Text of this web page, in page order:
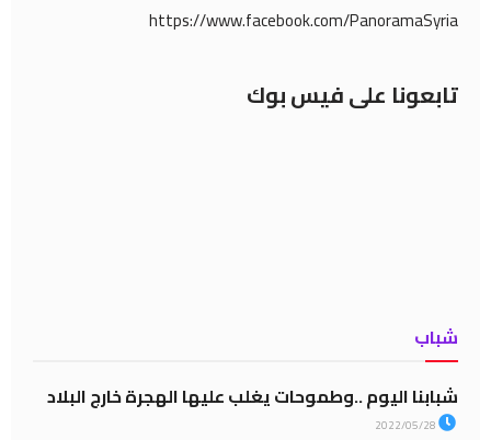
https://www.facebook.com/PanoramaSyria
تابعونا على فيس بوك
شباب
شبابنا اليوم ..وطموحات يغلب عليها الهجرة خارج البلاد